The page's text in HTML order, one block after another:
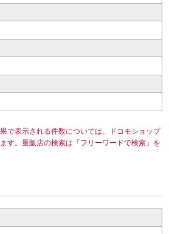
で表示される件数については、ドコモショップ
す。量販店の検索は「フリーワードで検索」を